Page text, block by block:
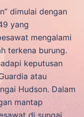
dimulai dengan
yang
mengalami
terkena burung.
keputusan
atau
Hudson. Dalam
mantap